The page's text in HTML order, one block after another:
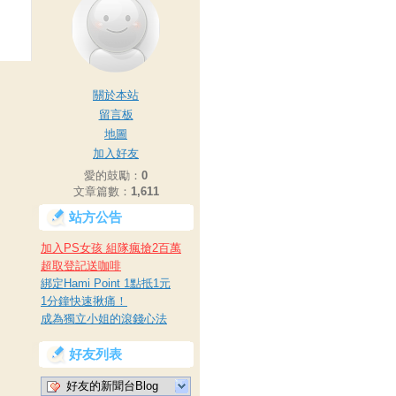
關於本站
留言板
地圖
加入好友
愛的鼓勵： 0
文章篇數： 1,611
站方公告
加入PS女孩 組隊瘋搶2百萬
超取登記送咖啡
綁定Hami Point 1點抵1元
1分鐘快速揪痛！
成為獨立小姐的滾錢心法
好友列表
好友的新聞台Blog